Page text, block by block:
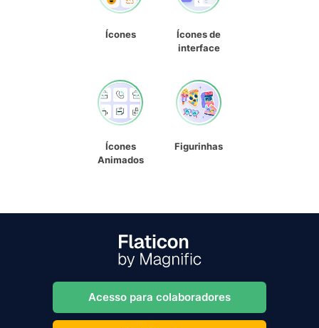
Ícones
Ícones de
interface
Ícones
Animados
Figurinhas
Acesso para colaboradores